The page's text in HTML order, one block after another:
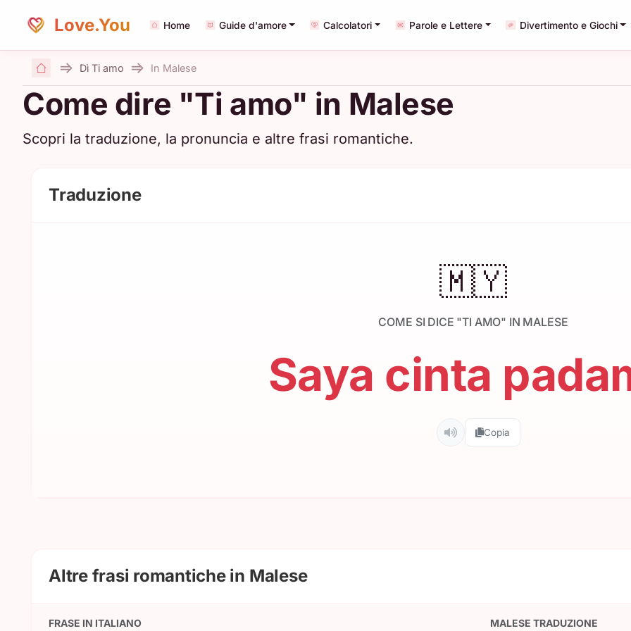
Love.You Home Guide d'amore Calcolatori Parole e Lettere Divertimento e Giochi
Home
Dì Ti amo In Malese
Come dire "Ti amo" in Malese
Scopri la traduzione, la pronuncia e altre frasi romantiche.
Traduzione
🇲🇾
COME SI DICE "TI AMO" IN MALESE
Saya cinta
Copia
Altre frasi romantiche in Malese
FRASE IN ITALIANO MALESE TRADUZIONE